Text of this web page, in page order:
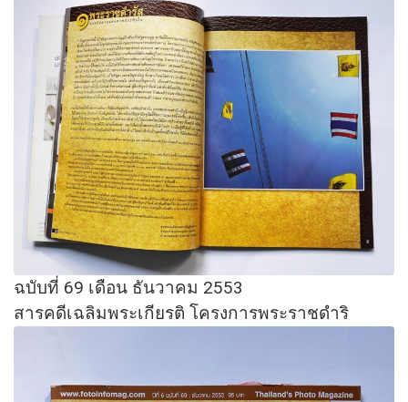
ฉบับที่ 69 เดือน ธันวาคม 2553
สารคดีเฉลิมพระเกียรติ โครงการพระราชดำริ